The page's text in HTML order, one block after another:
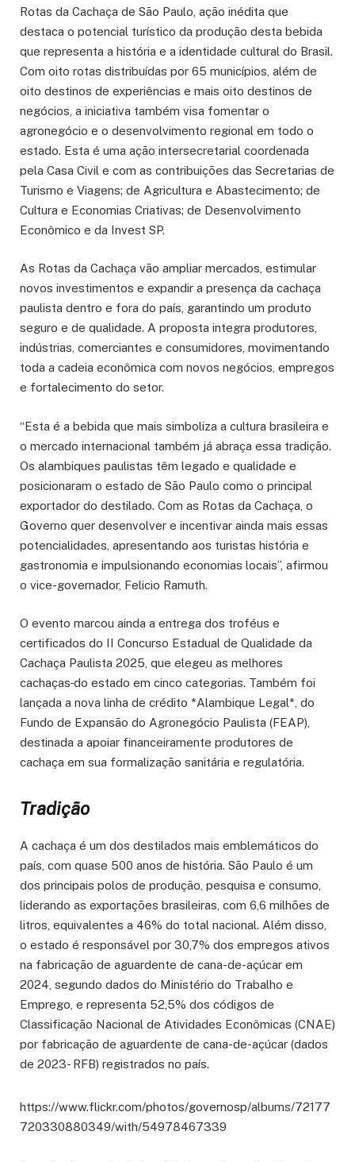
Rotas da Cachaça de São Paulo, ação inédita que
destaca o potencial turístico da produção desta bebida
que representa a história e a identidade cultural do Brasil.
Com oito rotas distribuídas por 65 municípios, além de
oito destinos de experiências e mais oito destinos de
negócios, a iniciativa também visa fomentar o
agronegócio e o desenvolvimento regional em todo o
estado. Esta é uma ação intersecretarial coordenada
pela Casa Civil e com as contribuições das Secretarias de
Turismo e Viagens; de Agricultura e Abastecimento; de
Cultura e Economias Criativas; de Desenvolvimento
Econômico e da Invest SP.
As Rotas da Cachaça vão ampliar mercados, estimular
novos investimentos e expandir a presença da cachaça
paulista dentro e fora do país, garantindo um produto
seguro e de qualidade. A proposta integra produtores,
indústrias, comerciantes e consumidores, movimentando
toda a cadeia econômica com novos negócios, empregos
e fortalecimento do setor.
“Esta é a bebida que mais simboliza a cultura brasileira e
o mercado internacional também já abraça essa tradição.
Os alambiques paulistas têm legado e qualidade e
posicionaram o estado de São Paulo como o principal
exportador do destilado. Com as Rotas da Cachaça, o
Governo quer desenvolver e incentivar ainda mais essas
potencialidades, apresentando aos turistas história e
gastronomia e impulsionando economias locais”, afirmou
o vice-governador, Felicio Ramuth.
O evento marcou ainda a entrega dos troféus e
certificados do II Concurso Estadual de Qualidade da
Cachaça Paulista 2025, que elegeu as melhores
cachaças do estado em cinco categorias. Também foi
lançada a nova linha de crédito *Alambique Legal*, do
Fundo de Expansão do Agronegócio Paulista (FEAP),
destinada a apoiar financeiramente produtores de
cachaça em sua formalização sanitária e regulatória.
Tradição
A cachaça é um dos destilados mais emblemáticos do
país, com quase 500 anos de história. São Paulo é um
dos principais polos de produção, pesquisa e consumo,
liderando as exportações brasileiras, com 6,6 milhões de
litros, equivalentes a 46% do total nacional. Além disso,
o estado é responsável por 30,7% dos empregos ativos
na fabricação de aguardente de cana-de-açúcar em
2024, segundo dados do Ministério do Trabalho e
Emprego, e representa 52,5% dos códigos de
Classificação Nacional de Atividades Econômicas (CNAE)
por fabricação de aguardente de cana-de-açúcar (dados
de 2023- RFB) registrados no país.
https://www.flickr.com/photos/governosp/albums/72177
720330880349/with/54978467339